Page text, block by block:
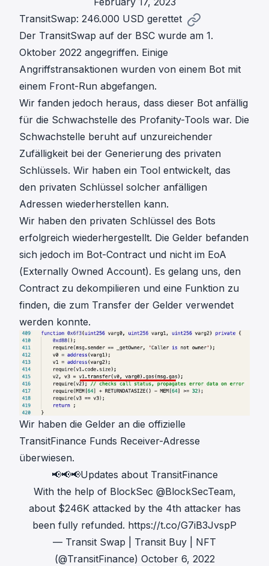
TransitSwap: 246.000 USD gerettet
Der TransitSwap auf der BSC wurde am 1.
Oktober 2022 angegriffen. Einige
Angriffstransaktionen wurden von einem Bot mit
einem Front-Run abgefangen.
Wir fanden jedoch heraus, dass dieser Bot anfällig
für die Schwachstelle des Profanity-Tools war. Die
Schwachstelle beruht auf unzureichender
Zufälligkeit bei der Generierung des privaten
Schlüssels. Wir haben ein Tool entwickelt, das
den privaten Schlüssel solcher anfälligen
Adressen wiederherstellen kann.
Wir haben den privaten Schlüssel des Bots
erfolgreich wiederhergestellt. Die Gelder befanden
sich jedoch im Bot-Contract und nicht im EoA
(Externally Owned Account). Es gelang uns, den
Contract zu dekompilieren und eine Funktion zu
finden, die zum Transfer der Gelder verwendet
werden konnte.
Wir haben die Gelder an die offizielle
TransitFinance Funds Receiver-Adresse
überwiesen.
📢📢📢Updates about TransitFinance
With the help of BlockSec @BlockSecTeam,
about $246K attacked by the 4th attacker has
been fully refunded. https://t.co/G7iB3JvspP
— Transit Swap | Transit Buy | NFT
(@TransitFinance) October 6, 2022